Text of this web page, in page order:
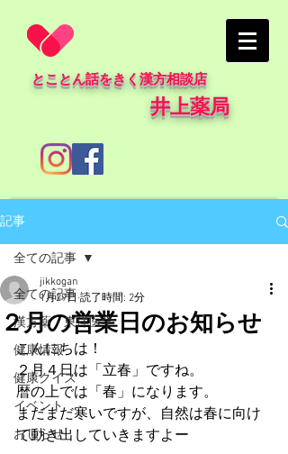
とことん話をきく漢方相談店
井上薬局
記事
全ての記事
漢方薬・東洋医学
健康情報
健康クイズ
イベント
おしらせ
全ての記事
２月の営業日のお知らせ
jikkogan
1月29日 読了時間: 2分
こんにちは！
２月４日は「立春」ですね。
暦の上では「春」になります。
まだまだ寒いですが、自然は春に向け
て動き出していきますよー